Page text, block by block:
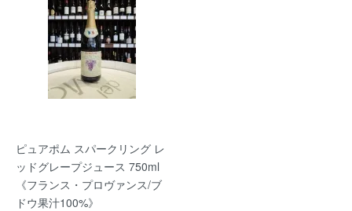
ピュアポム スパークリング レ
ッドグレープジュース 750ml
《フランス・プロヴァンス/ブ
ドウ果汁100%》